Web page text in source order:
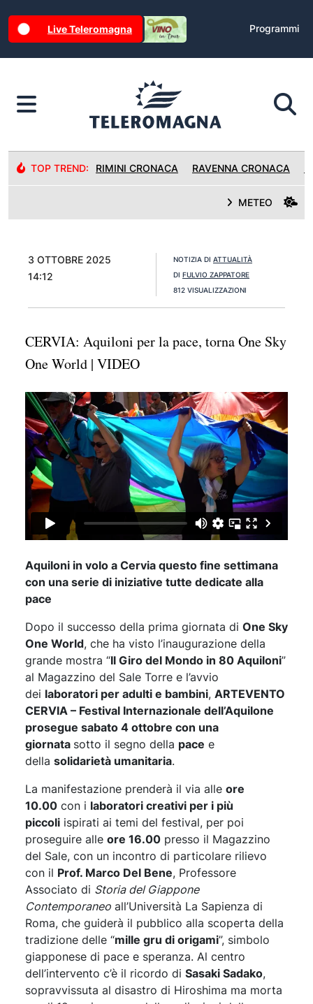
Live Teleromagna Programmi
TOP TREND: RIMINI CRONACA RAVENNA CRONACA
METEO
3 OTTOBRE 2025
14:12
NOTIZIA DI ATTUALITÀ
DI FULVIO ZAPPATORE
812 VISUALIZZAZIONI
CERVIA: Aquiloni per la pace, torna One Sky
One World | VIDEO
Aquiloni in volo a Cervia questo fine settimana
con una serie di iniziative tutte dedicate alla
pace
Dopo il successo della prima giornata di One Sky
One World, che ha visto l’inaugurazione della
grande mostra “Il Giro del Mondo in 80 Aquiloni”
al Magazzino del Sale Torre e l’avvio
dei laboratori per adulti e bambini, ARTEVENTO
CERVIA – Festival Internazionale dell’Aquilone
prosegue sabato 4 ottobre con una
giornata sotto il segno della pace e
della solidarietà umanitaria.
La manifestazione prenderà il via alle ore
10.00 con i laboratori creativi per i più
piccoli ispirati ai temi del festival, per poi
proseguire alle ore 16.00 presso il Magazzino
del Sale, con un incontro di particolare rilievo
con il Prof. Marco Del Bene, Professore
Associato di Storia del Giappone
Contemporaneo all’Università La Sapienza di
Roma, che guiderà il pubblico alla scoperta della
tradizione delle “mille gru di origami”, simbolo
giapponese di pace e speranza. Al centro
dell’intervento c’è il ricordo di Sasaki Sadako,
sopravvissuta al disastro di Hiroshima ma morta